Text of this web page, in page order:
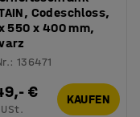
Codeschloss,
550 x 400 mm,
:136471
€ KAUFEN